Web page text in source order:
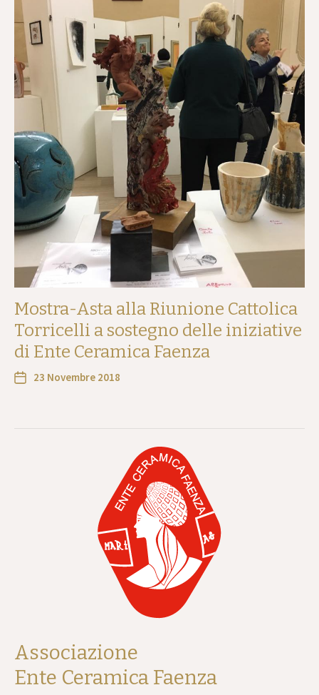
Mostra-Asta alla Riunione Cattolica
Torricelli a sostegno delle iniziative
di Ente Ceramica Faenza
23 Novembre 2018
Associazione
Ente Ceramica Faenza